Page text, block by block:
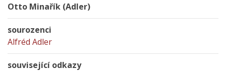
Otto Minařík (Adler)
sourozenci
Alfréd Adler
související odkazy